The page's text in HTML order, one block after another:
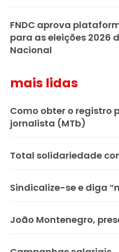
FNDC aprova
para as eleições 2026
Nacional
mais lidas
Como obter o registro
jornalista (MTb)
Total solidariedade
Sindicalize-se e diga
João Montenegro,